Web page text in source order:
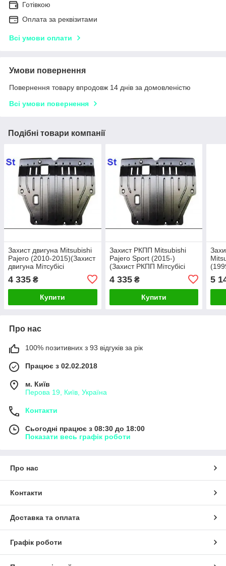
Готівкою
Оплата за реквізитами
Всі умови оплати
Умови повернення
Повернення товару впродовж 14 днів за домовленістю
Всі умови повернення
Подібні товари компанії
Захист двигуна Mitsubishi
Pajero (2010-2015)(Захист
двигуна Мітсубісі
4 335 ₴
Купити
Захист РКПП Mitsubishi
Pajero Sport (2015-)
(Захист РКПП Мітсубісі
Паджеро Спорт) Полігон-
Авто
4 335₴
Купити
5
Про нас
100% позитивних з 93 відгуків за рік
Працює з 02.02.2018
м. Київ
Перова 19, Київ, Україна
Контакти
Сьогодні працює з 08:30 до 18:00
Показати весь графік роботи
Про нас
Контакти
Доставка та оплата
Графік роботи